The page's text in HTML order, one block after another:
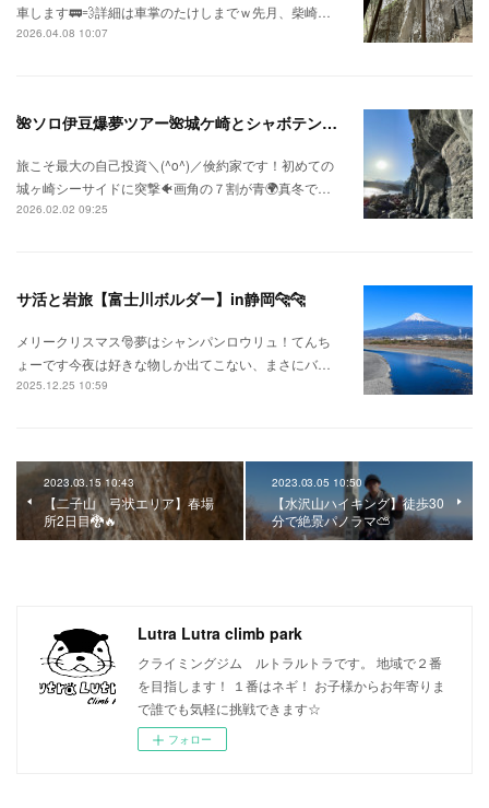
車します🚃💨詳細は車掌のたけしまでｗ先月、柴崎…
2026.04.08 10:07
🌺ソロ伊豆爆夢ツアー🌺城ケ崎とシャボテン公園🌵
旅こそ最大の自己投資＼(^o^)／倹約家です！初めての
城ヶ崎シーサイドに突撃🐠画角の７割が青🌍真冬で…
2026.02.02 09:25
サ活と岩旅【富士川ボルダー】in静岡🐆🐆
メリークリスマス🎅夢はシャンパンロウリュ！てんち
ょーです今夜は好きな物しか出てこない、まさにバ…
2025.12.25 10:59
2023.03.15 10:43
【二子山 弓状エリア】春場
所2日目🐉🔥
2023.03.05 10:50
【水沢山ハイキング】徒歩30
分で絶景パノラマ⛅
Lutra Lutra climb park
クライミングジム ルトラルトラです。 地域で２番
を目指します！ １番はネギ！ お子様からお年寄りま
で誰でも気軽に挑戦できます☆
フォロー